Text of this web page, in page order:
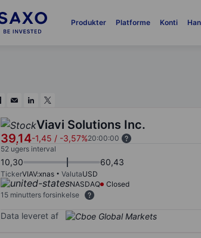
Produkter Platforme Konti
Viavi Solutions Inc.
39,14-1,45 / -3,57%20:00:00
52 ugers interval
10,30 60,43
TickerVIAV:xnas ValutaUSD
NASDAQ
Closed
15 minutters forsinkelse
Data leveret af